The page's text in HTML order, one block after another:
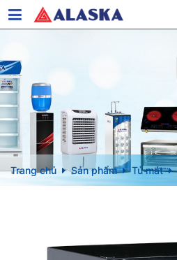
Trang chủ Sản phẩm Tủ mát